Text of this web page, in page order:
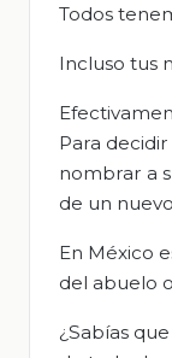
Todos
Incluso tus
Para
nombrar a
de un
En México
del abuelo
¿Sabías